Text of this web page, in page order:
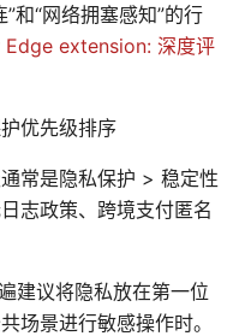
和“网络拥塞感知”的行
extension: 深度评
优先级排序
常是隐私保护 > 稳定性
志政策、跨境支付匿名
建议将隐私放在第一位
场景进行敏感操作时。